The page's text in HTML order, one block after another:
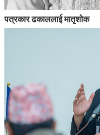
पत्रकार ढकाललाई मातृशोक